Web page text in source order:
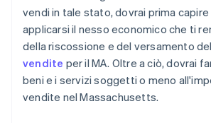
vendi in tale stato, dovrai prima capire
applicarsi il nesso economico che ti
della riscossione e del versamento
vendite per il MA. Oltre a ciò, dovrai
beni e i servizi soggetti o meno
vendite nel Massachusetts.